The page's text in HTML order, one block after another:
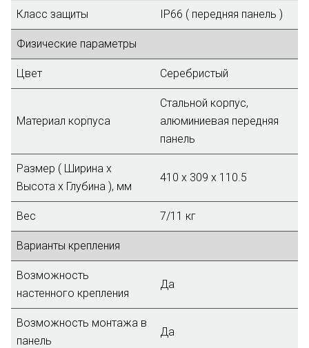
Класс защиты IP66 ( передняя панель )
Физические параметры
Цвет Серебристый
Материал корпуса
Стальной корпус,
алюминиевая передняя
панель
Размер ( Ширина х
Высота х Глубина ), мм
410 x 309 x 110.5
Вес 7/11 кг
Варианты крепления
Возможность
настенного крепления
Да
Возможность монтажа в
панель
Да